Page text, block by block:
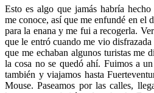
Esto es algo que jamás habría
me conoce, así que me enfundé en el
para la enana y me fui a recogerla.
que le entró cuando me vio
que me echaban algunos turistas me
la cosa no se quedó ahí. Fuimos a
también y viajamos hasta
Mouse. Paseamos por las calles,